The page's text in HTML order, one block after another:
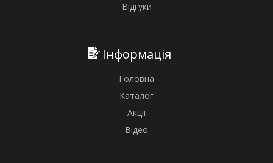
Відгуки
Інформація
Головна
Каталог
Акції
Відео